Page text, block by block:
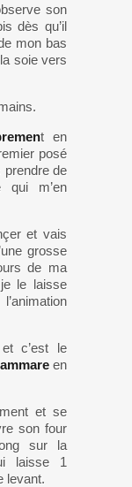
son
dès qu’il
mon bas
soie vers
t en
posé
prendre de
qui m’en
et vais
grosse
de ma
le laisse
c’est le
en
et se
son four
sur la
laisse 1
levant.